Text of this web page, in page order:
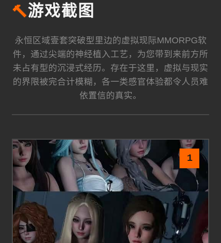
🔨游戏截图
永恒区域壹套突破型里边的虚拟现际MMORPG软
件，通过尖端的神经植入工艺，为您带到来前方所
未占有型的沉浸式经历。存在于这里，虚拟与现实
的界限被完合计模糊，各一类感官体验都令人员难
依置信的真实。
1